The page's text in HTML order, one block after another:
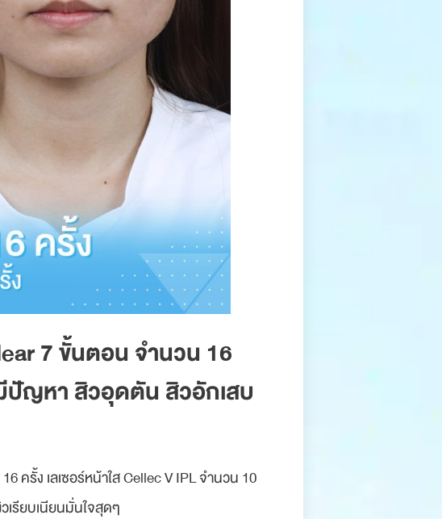
7 ขั้นตอน จำนวน 16
ปัญหา สิวอุดตัน สิวอักเสบ
รั้ง เลเซอร์หน้าใส Cellec V IPL จำนวน 10
รียบเนียนมั่นใจสุดๆ